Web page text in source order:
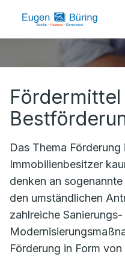
Das Thema
Immobilienbesitzer
denken an
den umständlichen
zahlreiche Sanierungs-
Förderung in Form